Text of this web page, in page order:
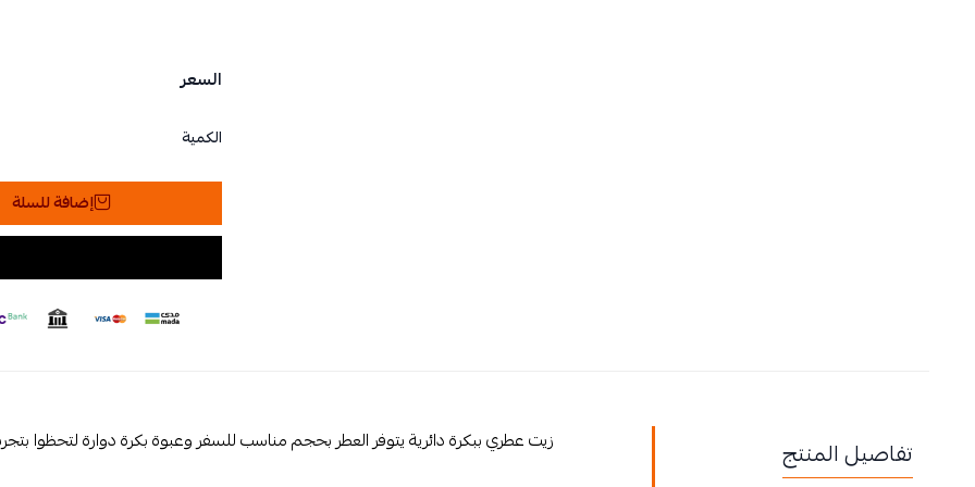
السعر
الكمية
إضافة للسلة
تفاصيل المنتج زيت عطري ببكرة دائرية يتوفر العطر بحجم مناسب للسفر وعبوة بكرة دوارة لتحظوا